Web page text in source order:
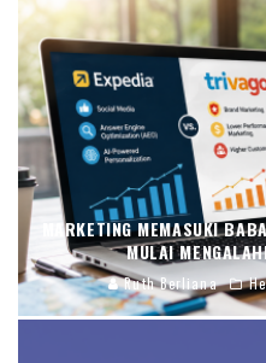
MARKETING MEMASUKI
MULAI
Ruth Berliana